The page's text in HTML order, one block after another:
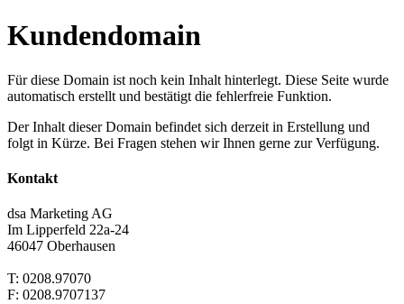
Kundendomain
Für diese Domain ist noch kein Inhalt hinterlegt. Diese Seite wurde
automatisch erstellt und bestätigt die fehlerfreie Funktion.
Der Inhalt dieser Domain befindet sich derzeit in Erstellung und
folgt in Kürze. Bei Fragen stehen wir Ihnen gerne zur Verfügung.
Kontakt
dsa Marketing AG
Im Lipperfeld 22a-24
46047 Oberhausen
T: 0208.97070
F: 0208.9707137